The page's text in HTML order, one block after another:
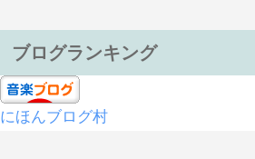
ブログランキング
にほんブログ村